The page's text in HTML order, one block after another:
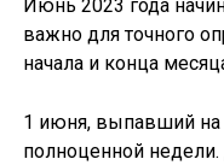
Июнь 2023 года
важно для точного
начала и конца
1 июня, выпавший на
полноценной